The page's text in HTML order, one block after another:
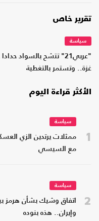
تقرير خاص
سياسة
"عربي21" تتشح بالسواد
غزة.. وتستمر بالتغطية
الأكثر قراءة اليوم
1
سياسة
ممثلات يرتدين الزي
مع السيسي
2
سياسة
اتفاق وشيك بشأن هرمز
وإيران.. هذه بنوده